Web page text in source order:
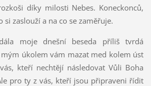
díky milosti Nebes. Koneckonců,
si zaslouží a na co se zaměřuje.
moje dnešní beseda příliš tvrdá
úkolem vám mazat med kolem úst
kteří nechtějí následovat Vůli Boha
pro ty z vás, kteří jsou připraveni řídit